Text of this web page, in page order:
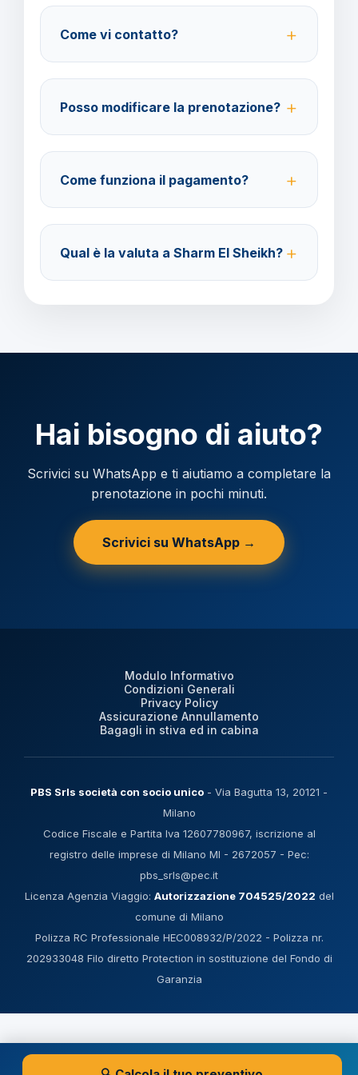
consigliate per coprire spese mediche e
cancellazione viaggio.
Come vi contatto?
amministrazione@barbaviaggi.it, o tramite il sito
barbaviaggi.it.
Posso modificare la prenotazione?
prima della partenza con un costo di 70 euro a
modifica.
Come funziona il pagamento?
Acconto del 40% alla prenotazione, saldo 30 giorni
prima della partenza.
Qual è la valuta a Sharm El Sheikh?
Hai bisogno di aiuto?
Scrivici su WhatsApp e ti aiutiamo a completare la
prenotazione in pochi minuti.
Scrivici su WhatsApp →
Modulo Informativo
Condizioni Generali
Privacy Policy
Assicurazione Annullamento
Bagagli in stiva ed in cabina
PBS Srls società con socio unico - Via Bagutta 13, 20121 -
Milano
Codice Fiscale e Partita Iva 12607780967, iscrizione al
registro delle imprese di Milano MI - 2672057 - Pec:
pbs_srls@pec.it
Licenza Agenzia Viaggio: Autorizzazione 704525/2022 del
comune di Milano
Polizza RC Professionale HEC008932/P/2022 - Polizza nr.
202933048 Filo diretto Protection in sostituzione del Fondo di
Garanzia